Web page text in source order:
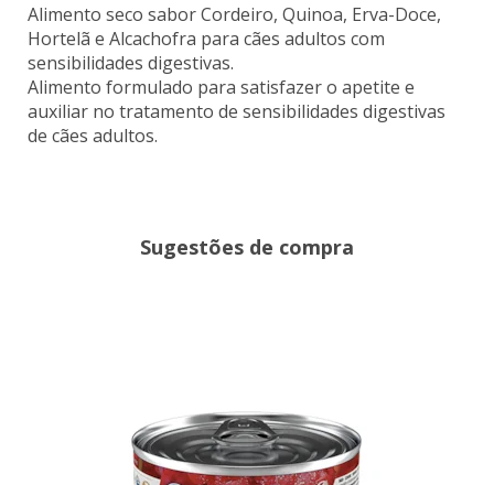
Alimento seco sabor Cordeiro, Quinoa, Erva-Doce,
Hortelã e Alcachofra para cães adultos com
sensibilidades digestivas.
Alimento formulado para satisfazer o apetite e
auxiliar no tratamento de sensibilidades digestivas
de cães adultos.
Sugestões de compra